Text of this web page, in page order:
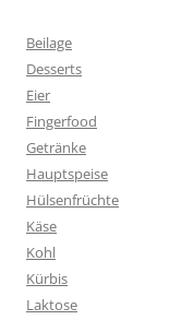
Beilage
Desserts
Eier
Fingerfood
Getränke
Hauptspeise
Hülsenfrüchte
Käse
Kohl
Kürbis
Laktose